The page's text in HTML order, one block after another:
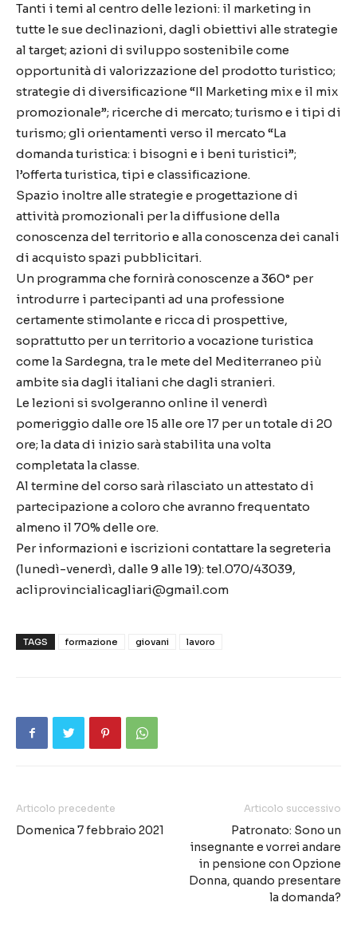
Tanti i temi al centro delle lezioni: il marketing in
tutte le sue declinazioni, dagli obiettivi alle strategie
al target; azioni di sviluppo sostenibile come
opportunità di valorizzazione del prodotto turistico;
strategie di diversificazione “Il Marketing mix e il mix
promozionale”; ricerche di mercato; turismo e i tipi di
turismo; gli orientamenti verso il mercato “La
domanda turistica: i bisogni e i beni turistici”;
l’offerta turistica, tipi e classificazione.
Spazio inoltre alle strategie e progettazione di
attività promozionali per la diffusione della
conoscenza del territorio e alla conoscenza dei canali
di acquisto spazi pubblicitari.
Un programma che fornirà conoscenze a 360° per
introdurre i partecipanti ad una professione
certamente stimolante e ricca di prospettive,
soprattutto per un territorio a vocazione turistica
come la Sardegna, tra le mete del Mediterraneo più
ambite sia dagli italiani che dagli stranieri.
Le lezioni si svolgeranno online il venerdì
pomeriggio dalle ore 15 alle ore 17 per un totale di 20
ore; la data di inizio sarà stabilita una volta
completata la classe.
Al termine del corso sarà rilasciato un attestato di
partecipazione a coloro che avranno frequentato
almeno il 70% delle ore.
Per informazioni e iscrizioni contattare la segreteria
(lunedì-venerdì, dalle 9 alle 19): tel.070/43039,
acliprovincialicagliari@gmail.com
TAGS formazione giovani lavoro
Articolo precedente
Domenica 7 febbraio 2021
Articolo successivo
Patronato: Sono un
insegnante e vorrei andare
in pensione con Opzione
Donna, quando presentare
la domanda?